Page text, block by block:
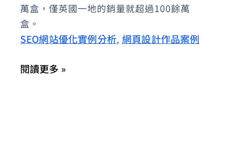
萬盒，僅英國一地的銷量就超過100餘萬
盒。
SEO網站優化實例分析, 網頁設計作品案例
品
牌
專
店
閱讀更多 »